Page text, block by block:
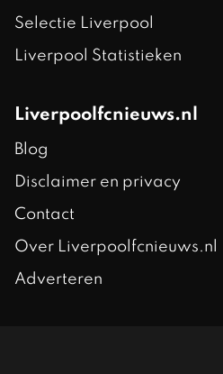
Selectie Liverpool
Liverpool Statistieken
Liverpoolfcnieuws.nl
Blog
Disclaimer en privacy
Contact
Over Liverpoolfcnieuws.nl
Adverteren